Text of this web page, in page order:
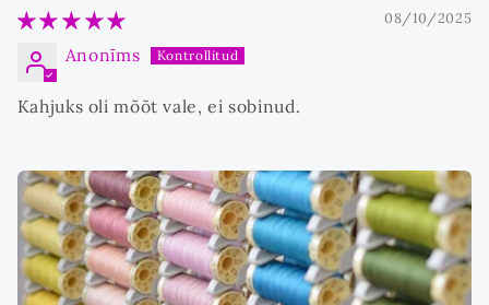
08/10/2025
Anonīms
Kahjuks oli mõõt vale, ei sobinud.